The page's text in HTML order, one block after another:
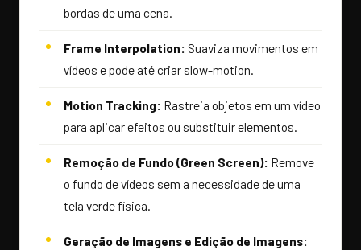
bordas de uma cena.
Frame Interpolation: Suaviza movimentos em
vídeos e pode até criar slow-motion.
Motion Tracking: Rastreia objetos em um vídeo
para aplicar efeitos ou substituir elementos.
Remoção de Fundo (Green Screen): Remove
o fundo de vídeos sem a necessidade de uma
tela verde física.
Geração de Imagens e Edição de Imagens: